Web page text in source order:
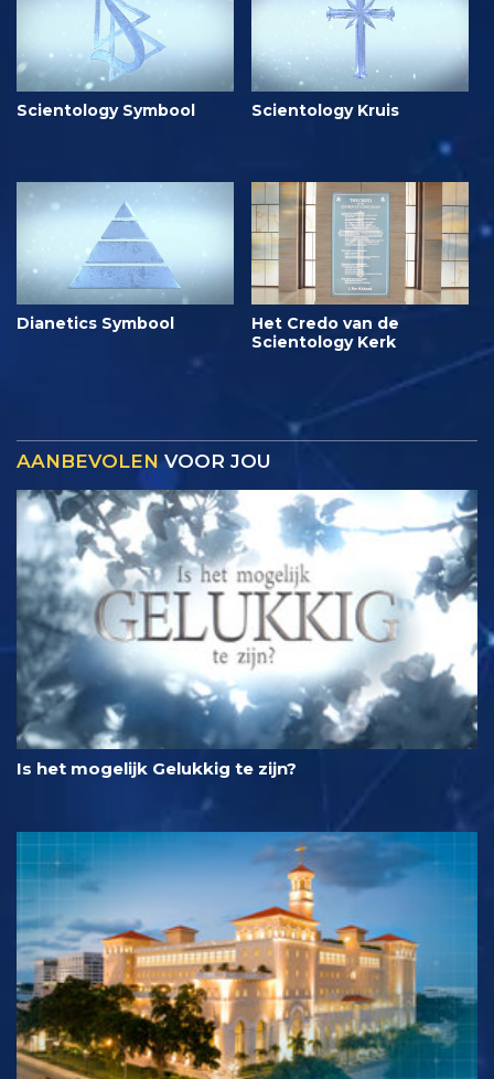
Scientology Symbool Scientology Kruis
Dianetics Symbool
Het Credo van de
Scientology Kerk
AANBEVOLENVOOR JOU
Is het mogelijk Gelukkig te zijn?